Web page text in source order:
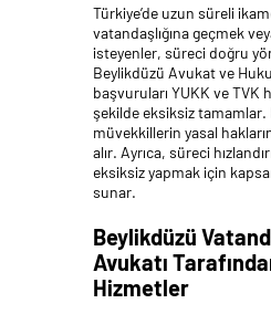
Türkiye’de uzun süreli
vatandaşlığına geçmek
isteyenler, süreci doğru
Beylikdüzü Avukat ve
başvuruları YUKK ve TVK
şekilde eksiksiz tamamlar.
müvekkillerin yasal
alır. Ayrıca, süreci
eksiksiz yapmak için
sunar.
Beylikdüzü
Avukatı
Hizmetler